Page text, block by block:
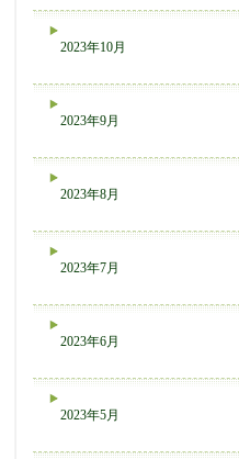
2023年10月
2023年9月
2023年8月
2023年7月
2023年6月
2023年5月